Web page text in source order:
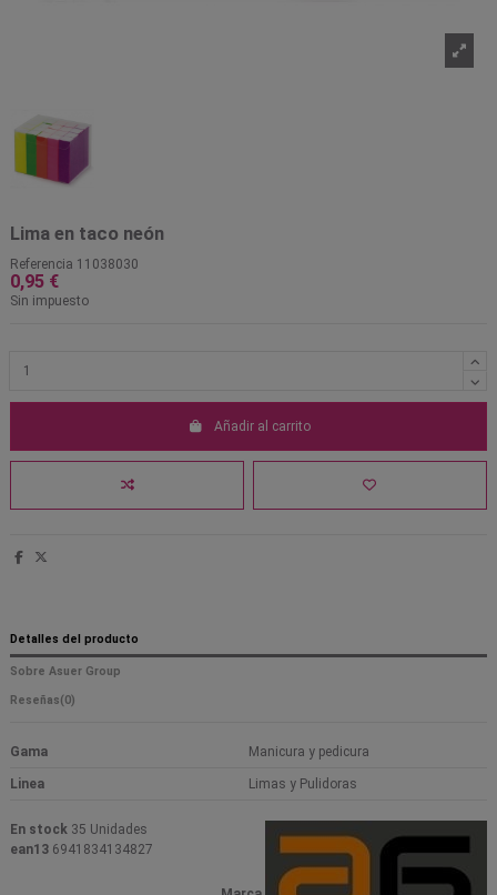
Lima en taco neón
Referencia 11038030
0,95 €
Sin impuesto
Añadir al carrito
Detalles del producto
Sobre Asuer Group
Reseñas(0)
Gama Manicura y pedicura
Linea Limas y Pulidoras
En stock 35 Unidades
ean13 6941834134827